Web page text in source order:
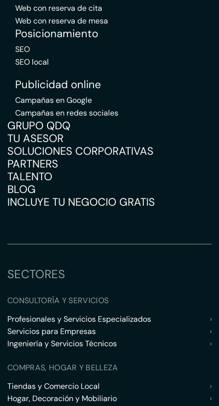
Web con reserva de cita
Web con reserva de mesa
Posicionamiento
SEO
SEO local
Publicidad online
Campañas en Google
Campañas en redes sociales
GRUPO QDQ
TU ASESOR
SOLUCIONES CORPORATIVAS
PARTNERS
TALENTO
BLOG
INCLUYE TU NEGOCIO GRATIS
SECTORES
CONSULTORÍA Y SERVICIOS
Profesionales y Servicios Especializados
›
Servicios para Empresas
›
Ingeniería y Servicios Técnicos
›
COMPRAS, HOGAR Y BELLEZA
Tiendas y Comercio Local
›
Hogar, Decoración y Mobiliario
›